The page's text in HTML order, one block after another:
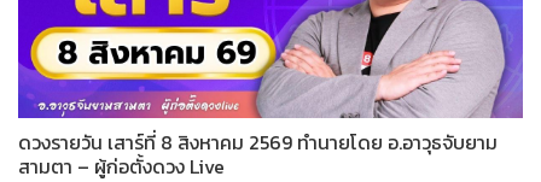
ดวงรายวัน เสาร์ที่ 8 สิงหาคม 2569 ทำนายโดย อ.อาวุธจับยาม
สามตา – ผู้ก่อตั้งดวง Live